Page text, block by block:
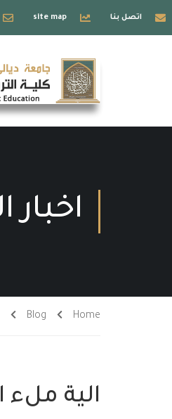
اتصل بنا site map
اخبار
Home
Blog
الية ملء